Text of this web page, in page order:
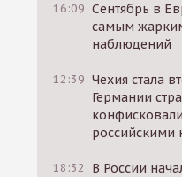
16:09 Сентябрь в
самым
наблюдений
12:39 Чехия стала
Германии
российскими
18:32
В России